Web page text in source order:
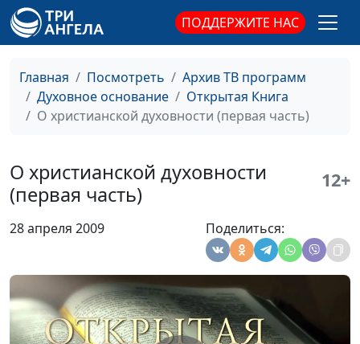
ПОДДЕРЖИТЕ НАС
Главная Посмотреть
Архив ТВ программ
Духовное основание
Открытая Книга
О христианской духовности (первая часть)
О христианской духовности
(первая часть)
12+
28 апреля 2009 Поделиться:
Ростислав
Волкославский
Ростислав
Волкославский
Друми, доктор
Язык - что огонь
Юлия Синицына,
Юрий Николаевич
Друми, доктор
О христианской духовности
(третья часть)
Юлия Синицына,
Юрий Николаевич